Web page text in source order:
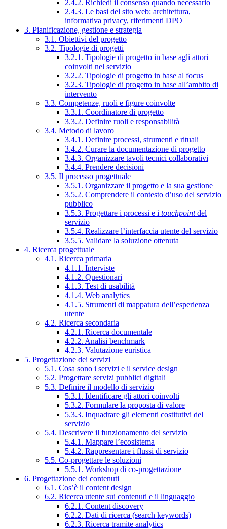
2.4.2. Richiedi il consenso quando necessario
2.4.3. Le basi del sito web: architettura,
informativa privacy, riferimenti DPO
3. Pianificazione, gestione e strategia
3.1. Obiettivi del progetto
3.2. Tipologie di progetti
3.2.1. Tipologie di progetto in base agli attori
coinvolti nel servizio
3.2.2. Tipologie di progetto in base al focus
3.2.3. Tipologie di progetto in base all’ambito di
intervento
3.3. Competenze, ruoli e figure coinvolte
3.3.1. Coordinatore di progetto
3.3.2. Definire ruoli e responsabilità
3.4. Metodo di lavoro
3.4.1. Definire processi, strumenti e rituali
3.4.2. Curare la documentazione di progetto
3.4.3. Organizzare tavoli tecnici collaborativi
3.4.4. Prendere decisioni
3.5. Il processo progettuale
3.5.1. Organizzare il progetto e la sua gestione
3.5.2. Comprendere il contesto d’uso del servizio
pubblico
3.5.3. Progettare i processi e i touchpointdel
servizio
3.5.4. Realizzare l’interfaccia utente del servizio
3.5.5. Validare la soluzione ottenuta
4. Ricerca progettuale
4.1. Ricerca primaria
4.1.1. Interviste
4.1.2. Questionari
4.1.3. Test di usabilità
4.1.4. Web analytics
4.1.5. Strumenti di mappatura dell’esperienza
utente
4.2. Ricerca secondaria
4.2.1. Ricerca documentale
4.2.2. Analisi benchmark
4.2.3. Valutazione euristica
5. Progettazione dei servizi
5.1. Cosa sono i servizi e il service design
5.2. Progettare servizi pubblici digitali
5.3. Definire il modello di servizio
5.3.1. Identificare gli attori coinvolti
5.3.2. Formulare la proposta di valore
5.3.3. Inquadrare gli elementi costitutivi del
servizio
5.4. Descrivere il funzionamento del servizio
5.4.1. Mappare l’ecosistema
5.4.2. Rappresentare i flussi di servizio
5.5. Co-progettare le soluzioni
5.5.1. Workshop di co-progettazione
6. Progettazione dei contenuti
6.1. Cos’è il content design
6.2. Ricerca utente sui contenuti e il linguaggio
6.2.1. Content discovery
6.2.2. Dati di ricerca (search keywords)
6.2.3. Ricerca tramite analytics